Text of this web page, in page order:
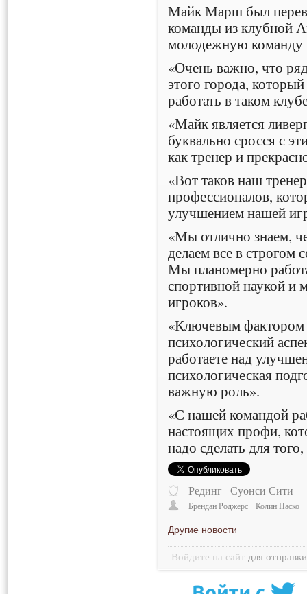
Майк Марш был
команды из клубной
молодежную команду
«Очень важно, что
этого города,
работать в таком
«Майк является
буквально сросся с
как тренер и
«Вот таков наш
профессионалов,
улучшением нашей
«Мы отлично знаем,
делаем все в строгом
Мы планомерно
спортивной наукой и
игроков».
«Ключевым фактором
психологический
работаете над
психологическая
важную роль».
«С нашей командой
настоящих профи,
надо сделать для
Рединг Суонси Сити
Брендан Роджерс Колин Паско
Другие новости
Войдите на сайт для